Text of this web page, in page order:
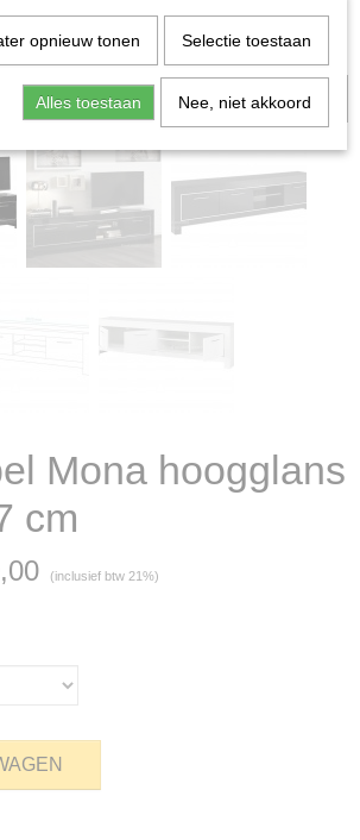
Aanbieding!
Mona hoogglans
cm
(inclusief btw 21%)
opnieuw tonen Selectie toestaan
Alles toestaan Nee, niet akkoord